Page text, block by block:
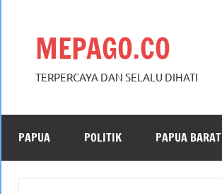
MEPAGO.CO
TERPERCAYA DAN SELALU DIHATI
PAPUA POLITIK PAPUA BARAT